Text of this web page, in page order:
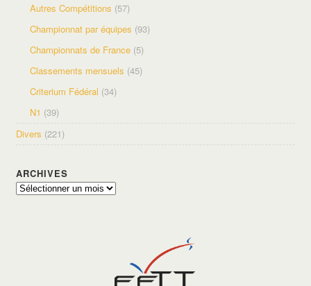
Autres Compétitions (57)
Championnat par équipes (93)
Championnats de France (5)
Classements mensuels (45)
Criterium Fédéral (34)
N1 (39)
Divers (221)
ARCHIVES
Archives